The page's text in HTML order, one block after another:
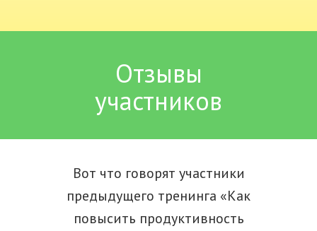
Отзывы
участников
Вот что говорят участники
предыдущего тренинга «Как
повысить продуктивность